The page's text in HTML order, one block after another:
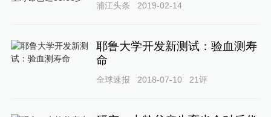
浦江头条 2019-02-14
耶鲁大学开发新测试：验血测寿
命
全球速报 2018-07-10 21评